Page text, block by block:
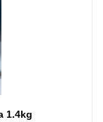
1.4kg